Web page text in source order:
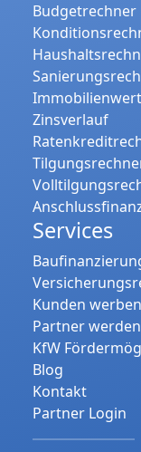
Budgetrechner
Zinsverlauf
Services
Kunden
Partner werden
KfW
Blog
Kontakt
Partner Login